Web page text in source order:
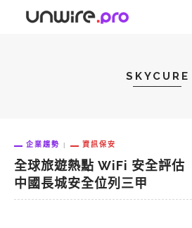
SKYCURE
企業趨勢 資訊保安
全球旅遊熱點 WiFi 安全評
中國長城安全位列三甲